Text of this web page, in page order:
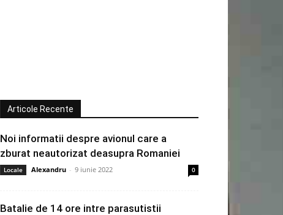
Articole Recente
Noi informatii despre avionul care a
zburat neautorizat deasupra Romaniei
Locale Alexandru - 9 iunie 2022 0
Batalie de 14 ore intre parasutistii